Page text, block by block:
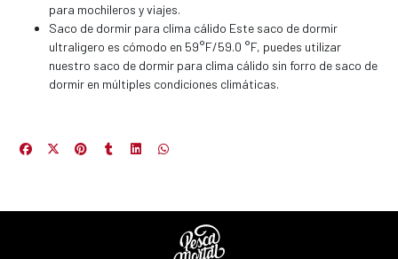
JUGAR
para mochileros y viajes.
Saco de dormir para clima cálido Este saco de dormir
ultraligero es cómodo en 59°F/59.0 °F, puedes utilizar
nuestro saco de dormir para clima cálido sin forro de saco de
dormir en múltiples condiciones climáticas.